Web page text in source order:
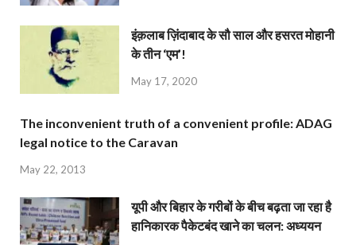
इंक़लाब ज़िंदाबाद के सौ साल और हसरत मोहानी
के तीन ‘एम’!
May 17, 2020
The inconvenient truth of a convenient profile: ADAG
legal notice to the Caravan
May 22, 2013
यूपी और बिहार के गरीबों के बीच बढ़ता जा रहा है
हानिकारक पैकेटबंद खाने का चलन: अध्ययन